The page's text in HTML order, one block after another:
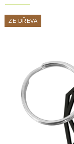
ZE DŘEVA